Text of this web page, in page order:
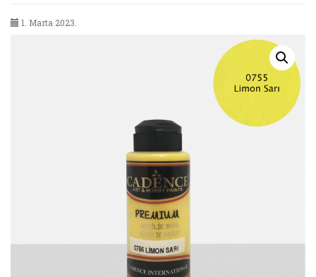
1. Marta 2023.